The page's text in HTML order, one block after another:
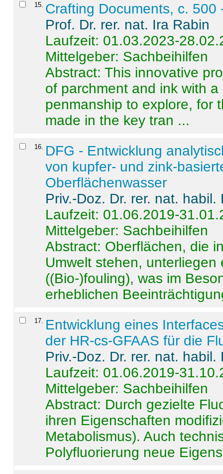
15 Crafting Documents, c. 500
Prof. Dr. rer. nat. Ira Rabin
Laufzeit: 01.03.2023-
Mittelgeber: Sachbeihilfen
Abstract:This innovative
of parchment and ink with
penmanship to explore, for
made in the key tran ...
16
DFG - Entwicklung
von kupfer- und zink-
Oberflächenwasser
Priv.-Doz. Dr. rer. nat.
Laufzeit: 01.06.2019-
Mittelgeber: Sachbeihilfen
Abstract: Oberflächen, die
Umwelt stehen,
((Bio-)fouling), was im
erheblichen
17
Entwicklung eines
der HR-cs-GFAAS für die
Priv.-Doz. Dr. rer. nat.
Laufzeit: 01.06.2019-
Mittelgeber: Sachbeihilfen
Abstract: Durch gezielte
ihren Eigenschaften
Metabolismus). Auch
Polyfluorierung neue